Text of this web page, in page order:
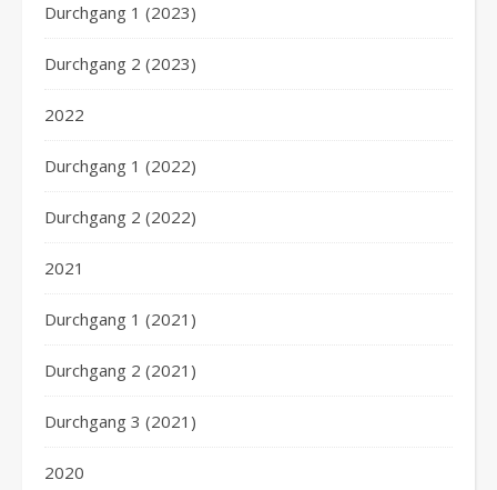
Durchgang 1 (2023)
Durchgang 2 (2023)
2022
Durchgang 1 (2022)
Durchgang 2 (2022)
2021
Durchgang 1 (2021)
Durchgang 2 (2021)
Durchgang 3 (2021)
2020